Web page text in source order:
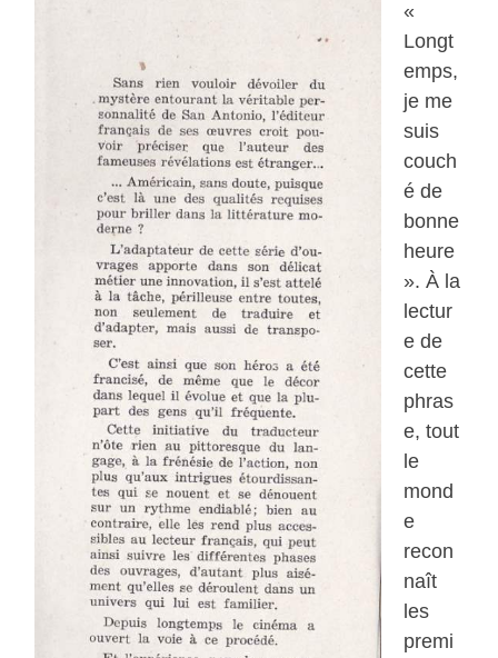
«
Longt
emps,
je me
suis
couch
é de
bonne
heure
». À la
lectur
e de
cette
phras
e, tout
le
mond
e
recon
naît
les
premi